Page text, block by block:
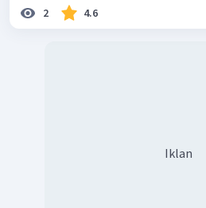
2 4.6
Iklan